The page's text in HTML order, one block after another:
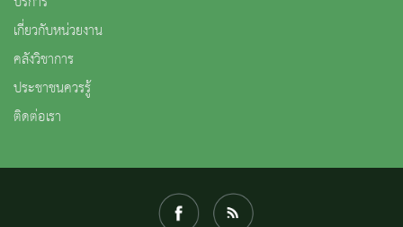
เกี่ยวกับหน่วยงาน
คลังวิชาการ
ประชาชนควรรู้
ติดต่อเรา